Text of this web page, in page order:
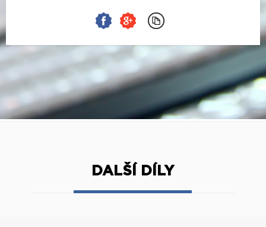
DALŠÍ DÍLY